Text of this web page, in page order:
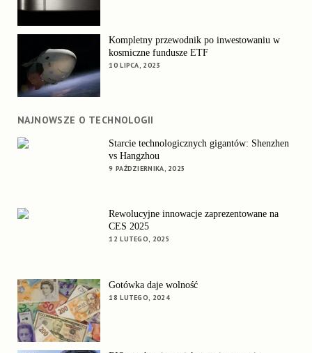
Kompletny przewodnik po inwestowaniu w
kosmiczne fundusze ETF
10 LIPCA, 2023
NAJNOWSZE O TECHNOLOGII
Starcie technologicznych gigantów: Shenzhen
vs Hangzhou
9 PAŹDZIERNIKA, 2025
Rewolucyjne innowacje zaprezentowane na
CES 2025
12 LUTEGO, 2025
Gotówka daje wolność
18 LUTEGO, 2024